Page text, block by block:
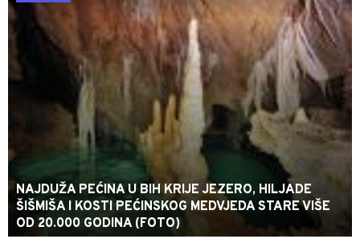
NAJDUŽA PEĆINA U BIH KRIJE JEZERO, HILJADE
ŠIŠMIŠA I KOSTI PEĆINSKOG MEDVJEDA STARE VIŠE
OD 20.000 GODINA (FOTO)